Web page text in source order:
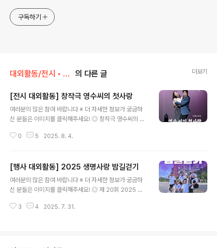
구독하기
대외활동/전시 • 박람 • 행사 • 축제 의 다른 글 더보기
[전시 대외활동] 창작극 영수씨의 첫사랑
여러분의 많은 참여 바랍니다 ※ 더 자세한 정보가 궁금하
신 분들은 이미지를 클릭해주세요! ◎ 창작극 영수씨의 첫
◎ 장소놀터예술공방 (한성대입구역) ◎ 날짜2025.10.2
일반 25,000원 ◎ 계좌안내20973704012826 국민
은행 (정진희 크리스마스컴퍼니)(사전예약시 20% 할인.
에술인 50%할인)(*본 공연은 서울특별시 '2025 서울형
습니다.) ◎ 문 의idaho8150@hanmail.net ◎ 담당자
0 5 2025. 8. 4.
[행사 대외활동] 2025 생명사랑 밤길걷기
여러분의 많은 참여 바랍니다 ※ 더 자세한 정보가 궁금하
신 분들은 이미지를 클릭해주세요! ◎ 제 20회 2025 생
4)대한민국 자살률의 심각성을 알리고 생명의 소중함을 전
3 4 2025. 7. 31.